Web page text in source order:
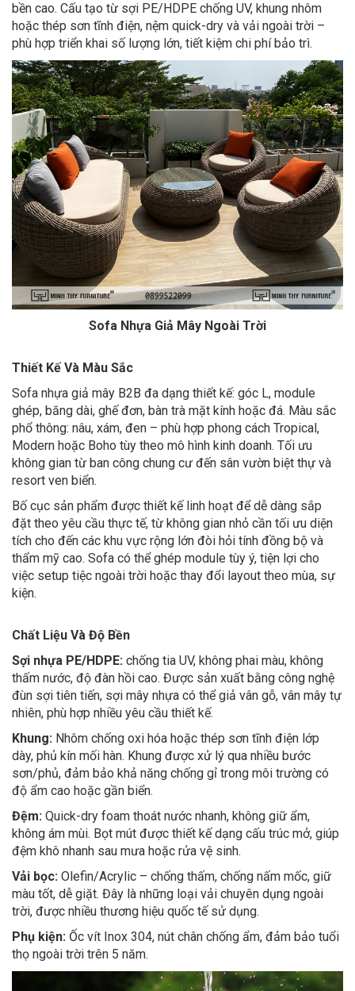
bền cao. Cấu tạo từ sợi PE/HDPE chống UV, khung nhôm
hoặc thép sơn tĩnh điện, nệm quick-dry và vải ngoài trời –
phù hợp triển khai số lượng lớn, tiết kiệm chi phí bảo trì.
Sofa Nhựa Giả Mây Ngoài Trời
Thiết Kế Và Màu Sắc
Sofa nhựa giả mây B2B đa dạng thiết kế: góc L, module
ghép, băng dài, ghế đơn, bàn trà mặt kính hoặc đá. Màu sắc
phổ thông: nâu, xám, đen – phù hợp phong cách Tropical,
Modern hoặc Boho tùy theo mô hình kinh doanh. Tối ưu
không gian từ ban công chung cư đến sân vườn biệt thự và
resort ven biển.
Bố cục sản phẩm được thiết kế linh hoạt để dễ dàng sắp
đặt theo yêu cầu thực tế, từ không gian nhỏ cần tối ưu diện
tích cho đến các khu vực rộng lớn đòi hỏi tính đồng bộ và
thẩm mỹ cao. Sofa có thể ghép module tùy ý, tiện lợi cho
việc setup tiệc ngoài trời hoặc thay đổi layout theo mùa, sự
kiện.
Chất Liệu Và Độ Bền
Sợi nhựa PE/HDPE: chống tia UV, không phai màu, không
thấm nước, độ đàn hồi cao. Được sản xuất bằng công nghệ
đùn sợi tiên tiến, sợi mây nhựa có thể giả vân gỗ, vân mây tự
nhiên, phù hợp nhiều yêu cầu thiết kế.
Khung: Nhôm chống oxi hóa hoặc thép sơn tĩnh điện lớp
dày, phủ kín mối hàn. Khung được xử lý qua nhiều bước
sơn/phủ, đảm bảo khả năng chống gỉ trong môi trường có
độ ẩm cao hoặc gần biển.
Đệm: Quick-dry foam thoát nước nhanh, không giữ ẩm,
không ám mùi. Bọt mút được thiết kế dạng cấu trúc mở, giúp
đệm khô nhanh sau mưa hoặc rửa vệ sinh.
Vải bọc: Olefin/Acrylic – chống thấm, chống nấm mốc, giữ
màu tốt, dễ giặt. Đây là những loại vải chuyên dụng ngoài
trời, được nhiều thương hiệu quốc tế sử dụng.
Phụ kiện: Ốc vít Inox 304, nút chân chống ẩm, đảm bảo tuổi
thọ ngoài trời trên 5 năm.